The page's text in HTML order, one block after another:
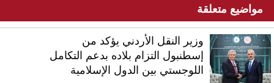
مواضيع متعلقة
وزير النقل الأردني يؤكد من
إسطنبول التزام بلاده بدعم التكامل
اللوجستي بين الدول الإسلامية